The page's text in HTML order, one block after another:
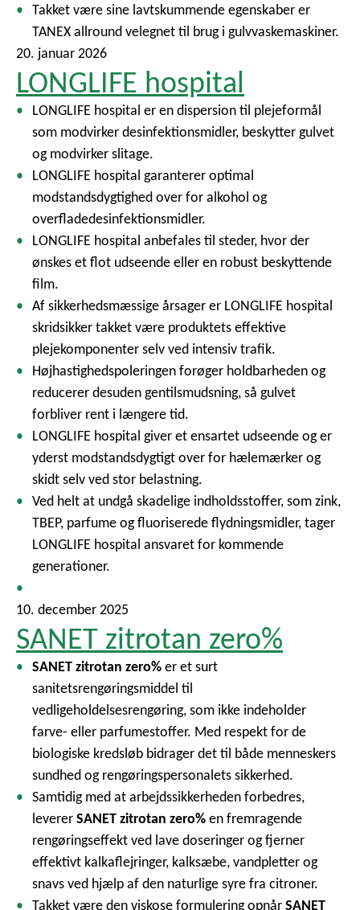
Takket være sine lavtskummende egenskaber er
TANEX allround velegnet til brug i gulvvaskemaskiner.
20. januar 2026
LONGLIFE hospital
LONGLIFE hospital er en dispersion til plejeformål
som modvirker desinfektionsmidler, beskytter gulvet
og modvirker slitage.
LONGLIFE hospital garanterer optimal
modstandsdygtighed over for alkohol og
overfladedesinfektionsmidler.
LONGLIFE hospital anbefales til steder, hvor der
ønskes et flot udseende eller en robust beskyttende
film.
Af sikkerhedsmæssige årsager er LONGLIFE hospital
skridsikker takket være produktets effektive
plejekomponenter selv ved intensiv trafik.
Højhastighedspoleringen forøger holdbarheden og
reducerer desuden gentilsmudsning, så gulvet
forbliver rent i længere tid.
LONGLIFE hospital giver et ensartet udseende og er
yderst modstandsdygtigt over for hælemærker og
skidt selv ved stor belastning.
Ved helt at undgå skadelige indholdsstoffer, som zink,
TBEP, parfume og fluoriserede flydningsmidler, tager
LONGLIFE hospital ansvaret for kommende
generationer.
10. december 2025
SANET zitrotan zero%
SANET zitrotan zero%er et surt
sanitetsrengøringsmiddel til
vedligeholdelsesrengøring, som ikke indeholder
farve- eller parfumestoffer. Med respekt for de
biologiske kredsløb bidrager det til både menneskers
sundhed og rengøringspersonalets sikkerhed.
Samtidig med at arbejdssikkerheden forbedres,
levererSANET zitrotan zero%en fremragende
rengøringseffekt ved lave doseringer og fjerner
effektivt kalkaflejringer, kalksæbe, vandpletter og
snavs ved hjælp af den naturlige syre fra citroner.
Takket være den viskose formulering opnårSANET